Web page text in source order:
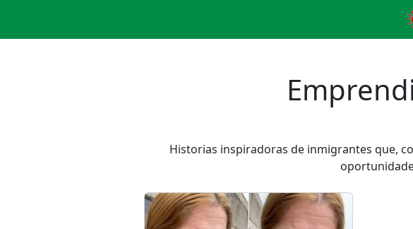
Historias inspiradoras de inmigrantes que,